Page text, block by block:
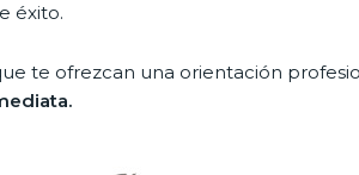
éxito.
te ofrezcan una orientación